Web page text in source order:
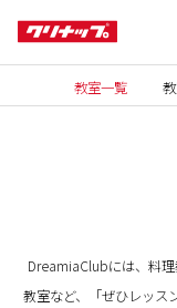
DreamiaClubには、料
教室など、「ぜひレッス
教室一覧